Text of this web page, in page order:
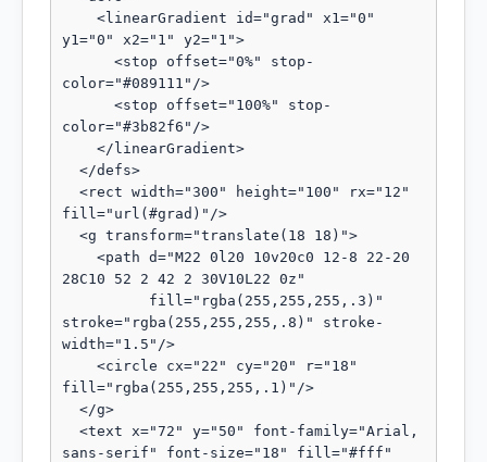
y1="0" x2="1" y2="1">
color="#089111"/>
color="#3b82f6"/>
fill="url(#grad)"/>
28C10 52 2 42 2 30V10L22 0z"
stroke="rgba(255,255,255,.8)" stroke-
width="1.5"/>
fill="rgba(255,255,255,.1)"/>
sans-serif" font-size="18" fill="#fff"